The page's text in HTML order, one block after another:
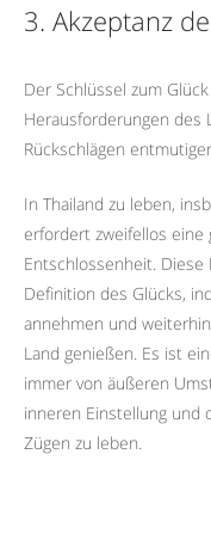
3. Akzeptanz
Der Schlüssel zum
Herausforderungen des
Rückschlägen
In Thailand zu leben,
erfordert zweifellos eine
Entschlossenheit. Diese
Definition des Glücks,
annehmen und
Land genießen. Es ist
immer von äußeren
inneren Einstellung und
Zügen zu leben.